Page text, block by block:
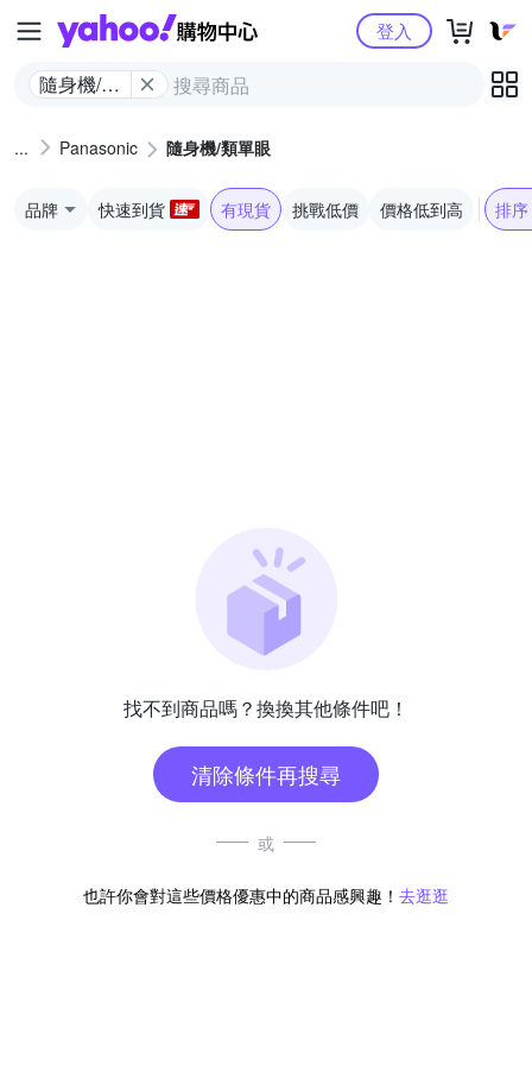
Yahoo購物中心
隨身機/類
登入
Panasonic 隨身機/類單眼
品牌 快速到貨 有現貨 挑戰低價 價格低到高 排序
找不到商品嗎？換換其他條件吧！
清除條件再搜尋
或
也許你會對這些價格優惠中的商品感興趣！ 去逛逛